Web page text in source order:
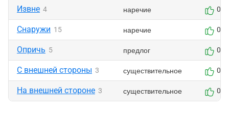
Извне 4 наречие 0
Снаружи 15 наречие 0
Опричь 5 предлог 0
С внешней стороны 3 существительное 0
На внешней стороне 3 существительное 0